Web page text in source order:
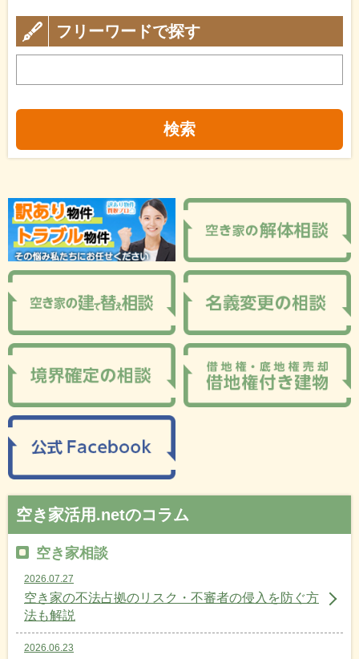
フリーワードで探す
検索
空き家活用.netのコラム
空き家相談
2026.07.27
空き家の不法占拠のリスク・不審者の侵入を防ぐ方
法も解説
2026.06.23